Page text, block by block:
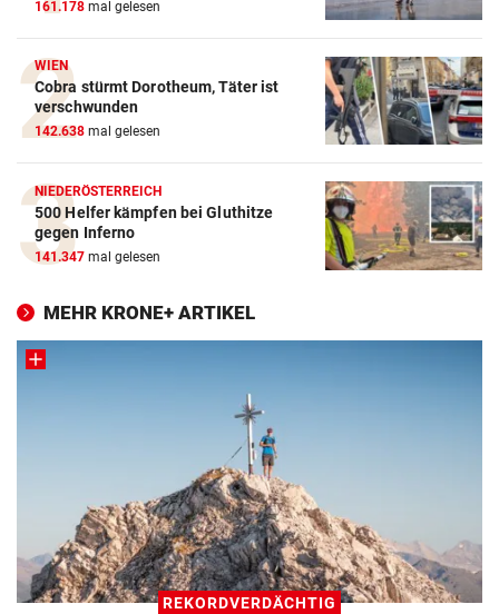
161.178 mal gelesen
WIEN
Cobra stürmt Dorotheum, Täter ist
verschwunden
142.638 mal gelesen
NIEDERÖSTERREICH
500 Helfer kämpfen bei Gluthitze
gegen Inferno
141.347 mal gelesen
MEHR KRONE+ ARTIKEL
REKORDVERDÄCHTIG